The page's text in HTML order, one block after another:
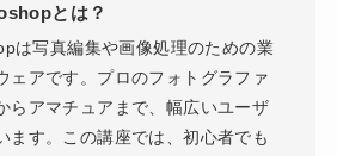
とは？
は写真編集や画像処理のための業
ェアです。プロのフォトグラファ
らアマチュアまで、幅広いユーザ
ます。この講座では、初心者でも